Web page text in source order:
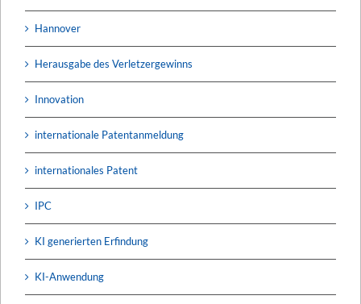
Hannover
Herausgabe des Verletzergewinns
Innovation
internationale Patentanmeldung
internationales Patent
IPC
KI generierten Erfindung
KI-Anwendung